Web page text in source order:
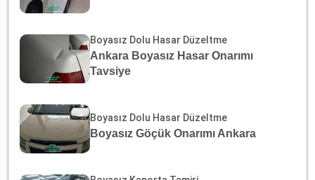
Boyasız Dolu Hasar Düzeltme
Ankara Boyasız Hasar Onarımı
Tavsiye
Boyasız Dolu Hasar Düzeltme
Boyasız Göçük Onarımı Ankara